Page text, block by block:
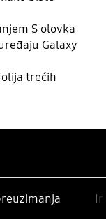
S olovka
Galaxy
trećih